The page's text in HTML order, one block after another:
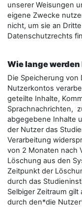
unserer Weisungen
eigene Zwecke
nicht, um sie an
Datenschutzrechts
Wie lange
Die Speicherung von
Nutzerkontos
geteilte Inhalte,
Sprachnachrichten,
abgegebene Inhalte
der Nutzer das
Verarbeitung
von 2 Monaten nach
Löschung aus den
Zeitpunkt der
durch das
Selbiger Zeitraum
durch den*die